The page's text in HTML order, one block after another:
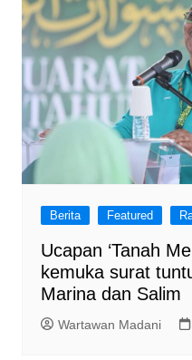
Berita Featured
Ucapan ‘Tanah
kemuka surat
Marina dan Salim
Wartawan Madani